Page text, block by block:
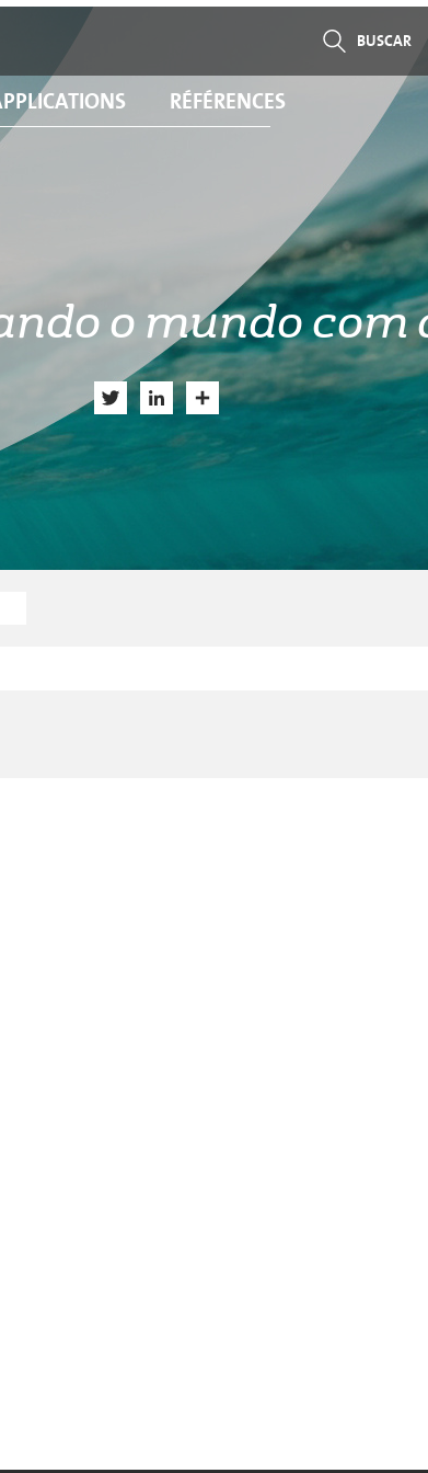
BUSCAR
RÉFÉRENCES
o mundo com
Twitter
LinkedIn
Share